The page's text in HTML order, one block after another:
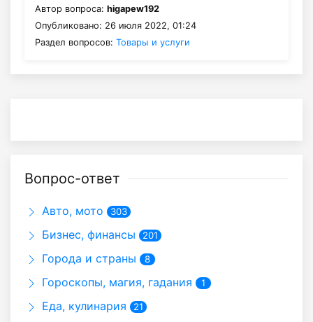
Автор вопроса: higapew192
Опубликовано: 26 июля 2022, 01:24
Раздел вопросов: Товары и услуги
Вопрос-ответ
Авто, мото 303
Бизнес, финансы 201
Города и страны 8
Гороскопы, магия, гадания 1
Еда, кулинария 21